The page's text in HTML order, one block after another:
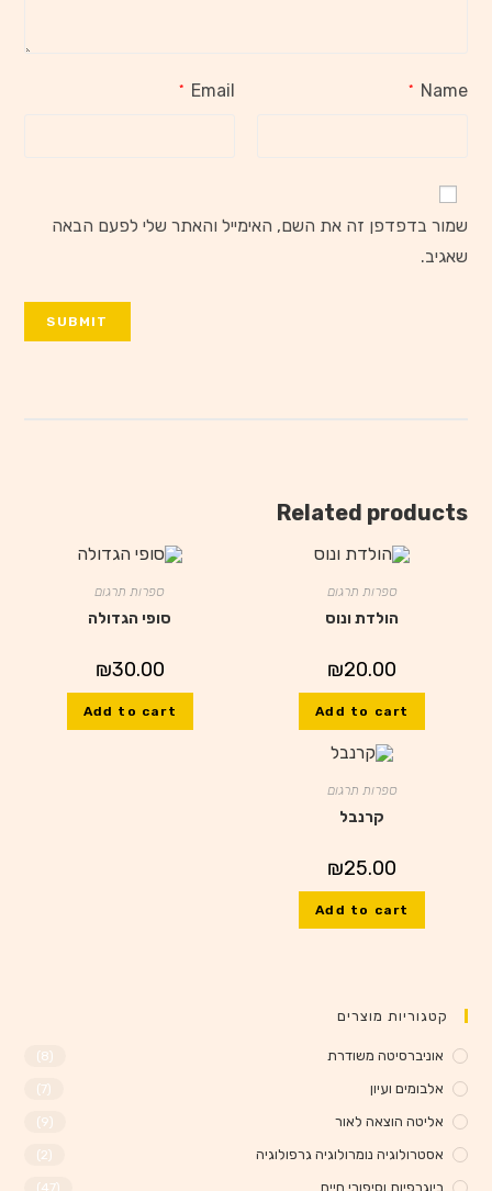
Name
*
Email
*
שמור בדפדפן זה את השם, האימייל והאתר שלי לפעם הבאה
שאגיב.
Related products
ספרות תרגום
הולדת ונוס
₪20.00
Add to cart
ספרות תרגום
סופי הגדולה
₪30.00
Add to cart
ספרות תרגום
קרנבל
₪25.00
Add to cart
קטגוריות מוצרים
אוניברסיטה משודרת (8)
אלבומים ועיון (7)
אליטה הוצאה לאור (9)
אסטרולוגיה נומרולוגיה גרפולוגיה (2)
ביוגרפיות וסיפורי חיים (47)